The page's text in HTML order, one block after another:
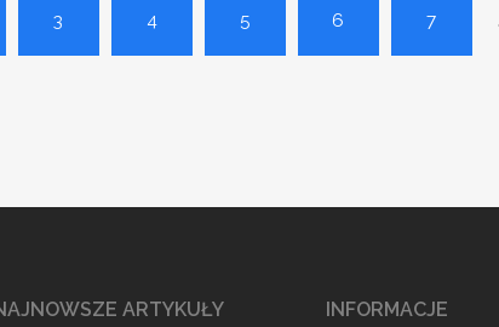
3 4 5 6 7
ARTYKUŁY INFORMACJE